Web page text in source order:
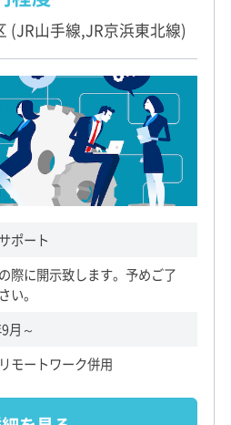
(JR山手線,JR京浜東北線)
ポート
際に開示致します。予めご了
い。
月～
モートワーク併用